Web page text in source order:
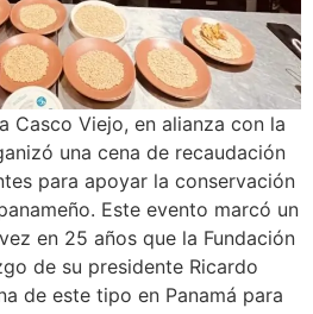
Casco Viejo, en alianza con la
una cena de recaudación
para apoyar la conservación
Este evento marcó un
en 25 años que la Fundación
de su presidente Ricardo
de este tipo en Panamá para